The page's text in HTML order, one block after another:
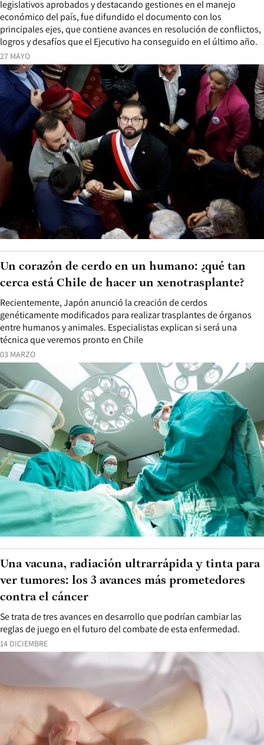
27 MAYO
legislativos aprobados y destacando gestiones en el manejo
económico del país, fue difundido el documento con los
principales ejes, que contiene avances en resolución de conflictos,
logros y desafíos que el Ejecutivo ha conseguido en el último año.
03 MARZO
Recientemente, Japón anunció la creación de cerdos
genéticamente modificados para realizar trasplantes de órganos
entre humanos y animales. Especialistas explican si será una
técnica que veremos pronto en Chile
Un corazón de cerdo en un humano: ¿qué tan
cerca está Chile de hacer un xenotrasplante?
14 DICIEMBRE
Se trata de tres avances en desarrollo que podrían cambiar las
reglas de juego en el futuro del combate de esta enfermedad.
Una vacuna, radiación ultrarrápida y tinta para
ver tumores: los 3 avances más prometedores
contra el cáncer